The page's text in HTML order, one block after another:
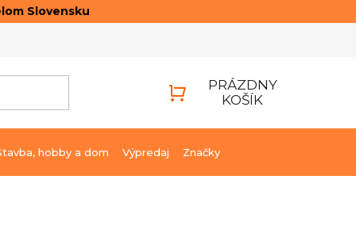
Slovensku
KOŠÍK
PRÁZDNY
KOŠÍK
hobby a dom Výpredaj Značky